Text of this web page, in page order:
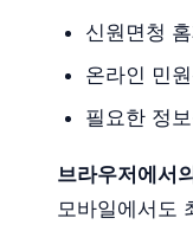
신원면청
온라인 민
필요한 정
브라우저에서
모바일에서도